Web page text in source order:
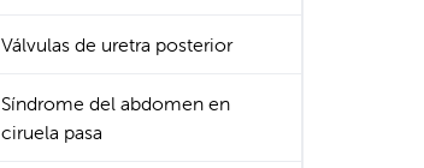
Válvulas de uretra posterior
Síndrome del abdomen en
ciruela pasa